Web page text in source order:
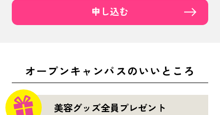
申し込む
オープンキャンパスのいいところ
美容グッズ全員プレゼント